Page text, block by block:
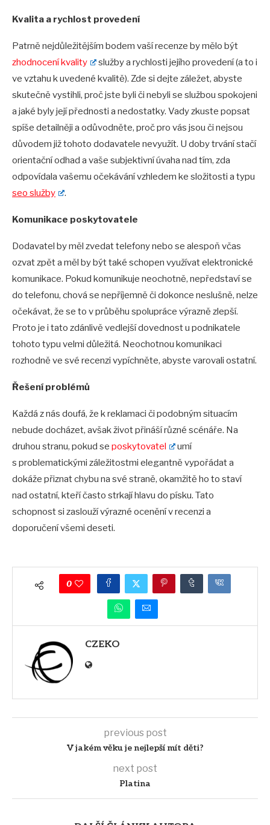
Kvalita a rychlost provedení
Patrně nejdůležitějším bodem vaší recenze by mělo být
zhodnocení kvality
služby a rychlosti jejího provedení (a to i
ve vztahu k uvedené kvalitě). Zde si dejte záležet, abyste
skutečně vystihli, proč jste byli či nebyli se službou spokojeni
a jaké byly její přednosti a nedostatky. Vady zkuste popsat
spíše detailněji a odůvodněte, proč pro vás jsou či nejsou
důvodem již tohoto dodavatele nevyužít. U doby trvání stačí
orientační odhad a vaše subjektivní úvaha nad tím, zda
odpovídala vašemu očekávání vzhledem ke složitosti a typu
seo služby .
Komunikace poskytovatele
Dodavatel by měl zvedat telefony nebo se alespoň včas
ozvat zpět a měl by být také schopen využívat elektronické
komunikace. Pokud komunikuje neochotně, nepředstaví se
do telefonu, chová se nepříjemně či dokonce neslušně, nelze
očekávat, že se to v průběhu spolupráce výrazně zlepší.
Proto je i tato zdánlivě vedlejší dovednost u podnikatele
tohoto typu velmi důležitá. Neochotnou komunikaci
rozhodně ve své recenzi vypíchněte, abyste varovali ostatní.
Řešení problémů
Každá z nás doufá, že k reklamaci či podobným situacím
nebude docházet, avšak život přináší různé scénáře. Na
druhou stranu, pokud se poskytovatel
umí
s problematickými záležitostmi elegantně vypořádat a
dokáže přiznat chybu na své straně, okamžitě ho to staví
nad ostatní, kteří často strkají hlavu do písku. Tato
schopnost si zaslouží výrazné ocenění v recenzi a
doporučení všemi deseti.
0
CZEKO
previous post
V jakém věku je nejlepší mít děti?
next post
Platina